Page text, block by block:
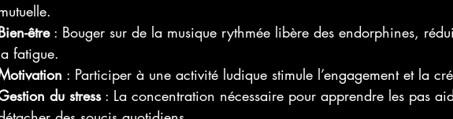
être : Bouger sur de la musique rythmée libère des endorphines,
fatigue.
: Participer à une activité ludique stimule l’engagement et la
du stress : La concentration nécessaire pour apprendre les pas